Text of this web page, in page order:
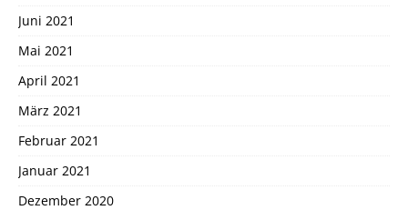
Juni 2021
Mai 2021
April 2021
März 2021
Februar 2021
Januar 2021
Dezember 2020